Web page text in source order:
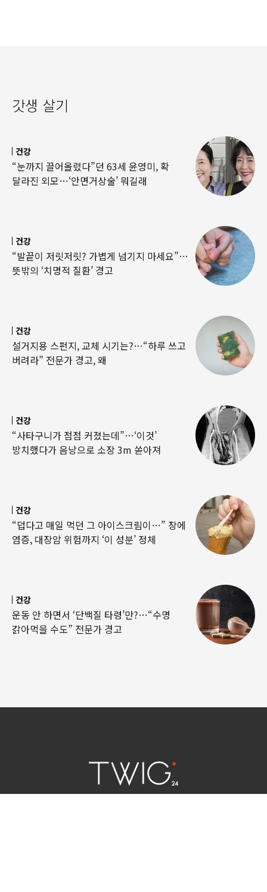
갓생 살기
건강
“눈까지 끌어올렸다”던 63세 윤영미, 확
달라진 외모…‘안면거상술’ 뭐길래
건강
“발끝이 저릿저릿? 가볍게 넘기지 마세요”…
뜻밖의 ‘치명적 질환’ 경고
건강
설거지용 스펀지, 교체 시기는?…“하루 쓰고
버려라” 전문가 경고, 왜
건강
“사타구니가 점점 커졌는데”…‘이것’
방치했다가 음낭으로 소장 3m 쏟아져
건강
“덥다고 매일 먹던 그 아이스크림이…” 장에
염증, 대장암 위험까지 ‘이 성분’ 정체
건강
운동 안 하면서 ‘단백질 타령’만?…“수명
갉아먹을 수도” 전문가 경고